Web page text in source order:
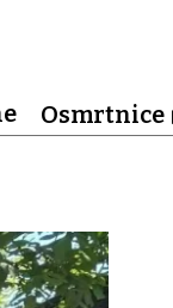
Osmrtnice